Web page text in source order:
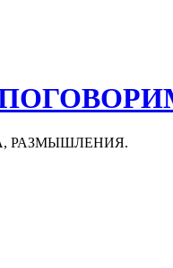
РАЗМЫШЛЕНИЯ.